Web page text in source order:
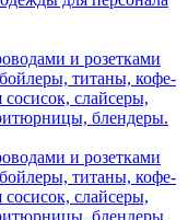
и розетками
титаны, кофе-
слайсеры,
блендеры.
и розетками
титаны, кофе-
слайсеры,